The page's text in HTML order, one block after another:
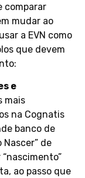
comparar
mudar ao
a EVN como
que devem
e
mais
na Cognatis
banco de
de
ao passo que